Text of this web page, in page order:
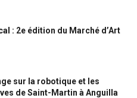
: 2e édition du Marché d’Art
sur la robotique et les
de Saint-Martin à Anguilla